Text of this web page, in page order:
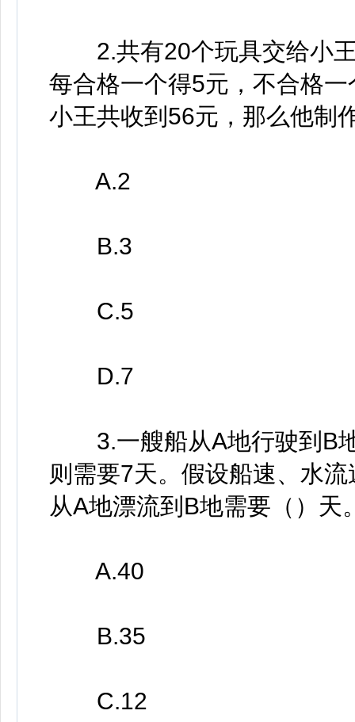
2.共有20个玩具交给小王
每合格一个得5元，不合格
小王共收到56元，那么他制
A.2
B.3
C.5
D.7
3.一艘船从A地行驶到B地
则需要7天。假设船速、水
从A地漂流到B地需要（）天
A.40
B.35
C.12